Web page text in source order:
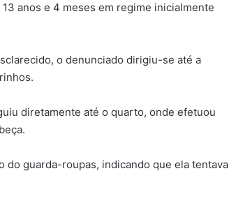
anos e 4 meses em regime inicialmente
o denunciado dirigiu-se até a
diretamente até o quarto, onde efetuou
guarda-roupas, indicando que ela tentava